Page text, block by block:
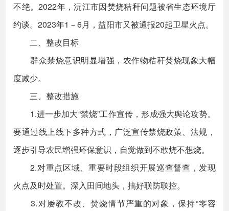
不绝。2022年，沅江市因焚烧秸秆问题被省生态环境厅
约谈。2023年1－6月，益阳市又被通报20起卫星火点。
二、整改目标
群众禁烧意识明显增强，农作物秸秆焚烧现象大幅
度减少。
三、整改措施
1.进一步加大“禁烧”工作宣传，形成强大舆论攻势。
要通过线上线下多种方式，广泛宣传禁烧政策、法规，
逐步引导农民增强环保意识，自觉做到不敢烧不想烧。
2.对重点区域、重要时段组织开展巡查督查，发现
火点及时处置。深入田间地头，搞好联防联控。
3.对屡教不改、焚烧情节严重的对象，保持“零容